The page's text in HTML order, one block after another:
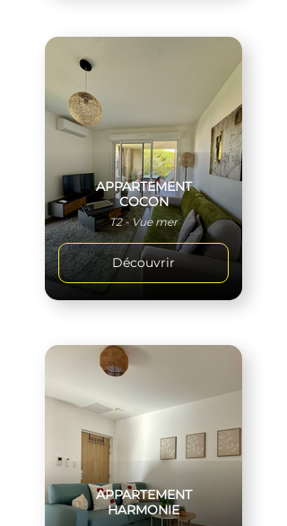
APPARTEMENT
COCON
T2 - Vue mer
Découvrir
APPARTEMENT
HARMONIE